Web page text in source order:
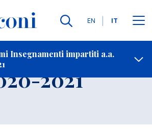
Lingue
EN IT
Insegnamenti impartiti a.a.
Contatti
2021